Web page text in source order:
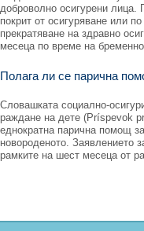
доброволно осигурени лица.
покрит от осигуряване или
прекратяване на здравно
месеца по време на
Полага ли се парична
Словашката социално-
раждане на дете (Príspevok
еднократна парична помощ
новороденото. Заявлението
рамките на шест месеца от